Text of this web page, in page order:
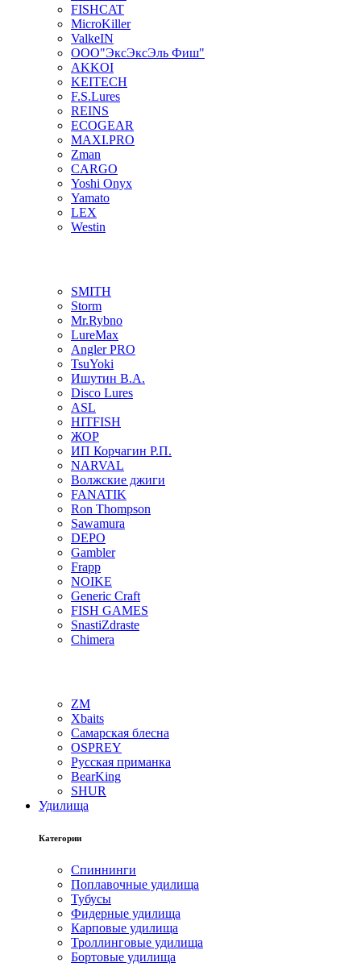
FISHCAT
MicroKiller
ValkeIN
ООО"ЭксЭксЭль Фиш"
AKKOI
KEITECH
F.S.Lures
REINS
ECOGEAR
MAXI.PRO
Zman
CARGO
Yoshi Onyx
Yamato
LEX
Westin
SMITH
Storm
Mr.Rybno
LureMax
Angler PRO
TsuYoki
Ишутин В.А.
Disco Lures
ASL
HITFISH
ЖОР
ИП Корчагин Р.П.
NARVAL
Волжские джиги
FANATIK
Ron Thompson
Sawamura
DEPO
Gambler
Frapp
NOIKE
Generic Craft
FISH GAMES
SnastiZdraste
Chimera
ZM
Xbaits
Самарская блесна
OSPREY
Русская приманка
BearKing
SHUR
Удилища
Категории
Спиннинги
Поплавочные удилища
Тубусы
Фидерные удилища
Карповые удилища
Троллинговые удилища
Бортовые удилища